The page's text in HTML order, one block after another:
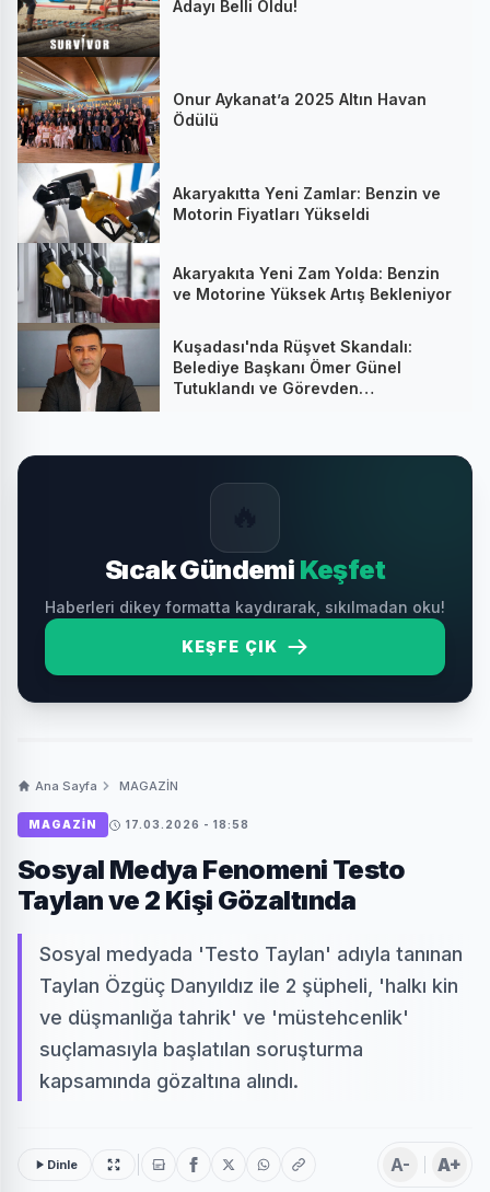
Adayı Belli Oldu!
Onur Aykanat’a 2025 Altın Havan
Ödülü
Akaryakıtta Yeni Zamlar: Benzin ve
Motorin Fiyatları Yükseldi
Akaryakıta Yeni Zam Yolda: Benzin
ve Motorine Yüksek Artış Bekleniyor
Kuşadası'nda Rüşvet Skandalı:
Belediye Başkanı Ömer Günel
Tutuklandı ve Görevden
Sıcak Gündemi Keşfet
Haberleri dikey formatta kaydırarak, sıkılmadan oku!
KEŞFE ÇIK
Ana Sayfa MAGAZİN
MAGAZİN 17.03.2026 - 18:58
Sosyal Medya Fenomeni Testo
Taylan ve 2 Kişi Gözaltında
Sosyal medyada 'Testo Taylan' adıyla tanınan
Taylan Özgüç Danyıldız ile 2 şüpheli, 'halkı kin
ve düşmanlığa tahrik' ve 'müstehcenlik'
suçlamasıyla başlatılan soruşturma
kapsamında gözaltına alındı.
Dinle A- A+